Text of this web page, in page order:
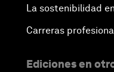
La sostenibilidad
Carreras
Ediciones en